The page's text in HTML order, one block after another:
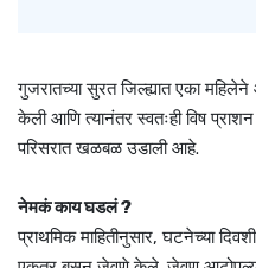
गुजरातच्या सुरत जिल्ह्यात एका महिलेने
केली आणि त्यानंतर स्वतःही विष
परिसरात खळबळ उडाली आहे.
नेमकं काय घडलं ?
प्राथमिक माहितीनुसार, घटनेच्या